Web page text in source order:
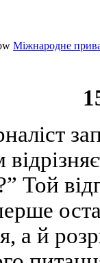
Міжнародне
Той
а й